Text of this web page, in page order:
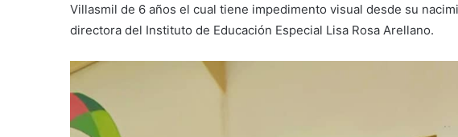
Villasmil de 6 años el cual tiene impedimento visual desde su
directora del Instituto de Educación Especial Lisa Rosa Arellano.